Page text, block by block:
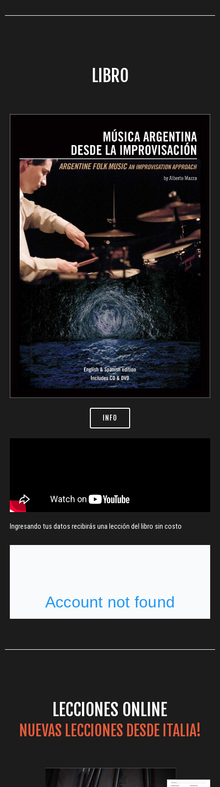
LIBRO
INFO
Ingresando tus datos recibirás una lección del libro sin costo
LECCIONES ONLINE
NUEVAS LECCIONES DESDE ITALIA!